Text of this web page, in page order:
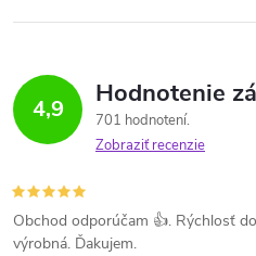
4,9 Hodnotenie
701 hodnotení
Zobraziť recenzie
Obchod odporúčam 👍. Rýchlosť
výrobná. Ďakujem.